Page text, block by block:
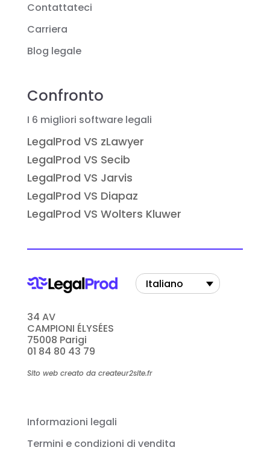
Contattateci
Carriera
Blog legale
Confronto
I 6 migliori software legali
LegalProd VS zLawyer
LegalProd VS Secib
LegalProd VS Jarvis
LegalProd VS Diapaz
LegalProd VS Wolters Kluwer
34 AV
CAMPIONI ÉLYSÉES
75008 Parigi
01 84 80 43 79
Sito web creato da createur2site.fr
Italiano
Informazioni legali
Termini e condizioni di vendita